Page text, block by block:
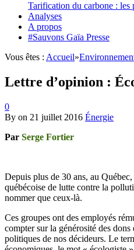
Tarification du carbone : les
Analyses
A propos
#Sauvons Gaïa Presse
Vous êtes : Accueil»
Lettre d’opinion :
0
By on 21 juillet 2016 Énergie
Par Serge Fortier
Depuis plus de 30 ans, au
québécoise de lutte contre la
nommer que ceux-là.
Ces groupes ont des employés
compter sur la générosité des
politiques de nos décideurs. Le